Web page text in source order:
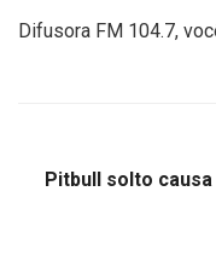
Difusora FM 104.7,
Pitbull solto causa